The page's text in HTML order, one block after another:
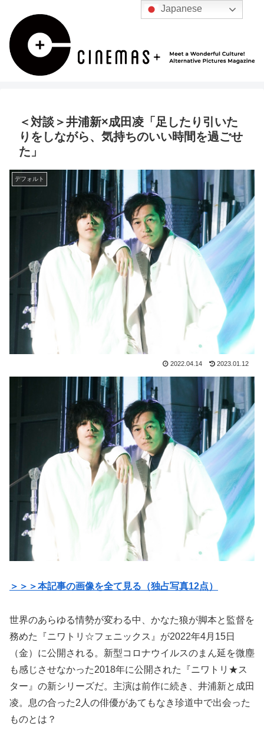
＜対談＞井浦新×成田凌「足したり引いた
りをしながら、気持ちのいい時間を過ごせ
た」
デフォルト
2022.04.14 2023.01.12
＞＞＞本記事の画像を全て見る（独占写真12点）
世界のあらゆる情勢が変わる中、かなた狼が脚本と監督を
務めた『ニワトリ☆フェニックス』が2022年4月15日
（金）に公開される。新型コロナウイルスのまん延を微塵
も感じさせなかった2018年に公開された『ニワトリ★ス
ター』の新シリーズだ。主演は前作に続き、井浦新と成田
凌。息の合った2人の俳優があてもなき珍道中で出会った
ものとは？
Japanese